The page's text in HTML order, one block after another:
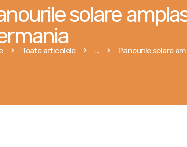
solare
Toate articolele ... Panourile solare